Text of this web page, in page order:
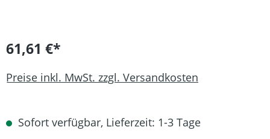
61,61 €*
Preise inkl. MwSt. zzgl. Versandkosten
Sofort verfügbar, Lieferzeit: 1-3 Tage